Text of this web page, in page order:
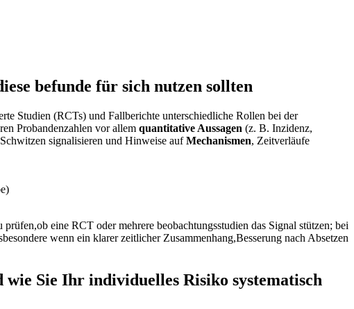
befunde für sich nutzen sollten
Studien⁣ (RCTs) ‌und Fallberichte unterschiedliche Rollen bei der
Probandenzahlen vor ​allem quantitative Aussagen ​(z. ‍B. ‌Inzidenz, ​
signalisieren ​und Hinweise auf⁢Mechanismen, Zeitverläufe
⁢eine RCT oder mehrere beobachtungsstudien das Signal stützen; bei
wenn ein klarer zeitlicher Zusammenhang,Besserung​ nach ⁤Absetzen
Sie Ihr individuelles Risiko ⁢systematisch